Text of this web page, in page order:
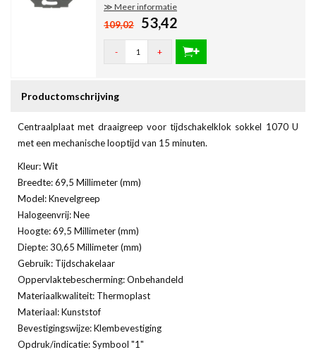
≫ Meer informatie
109,02 53,42
- +
Productomschrijving
Centraalplaat met draaigreep voor tijdschakelklok sokkel 1070 U
met een mechanische looptijd van 15 minuten.
Kleur: Wit
Breedte: 69,5 Millimeter (mm)
Model: Knevelgreep
Halogeenvrij: Nee
Hoogte: 69,5 Millimeter (mm)
Diepte: 30,65 Millimeter (mm)
Gebruik: Tijdschakelaar
Oppervlaktebescherming: Onbehandeld
Materiaalkwaliteit: Thermoplast
Materiaal: Kunststof
Bevestigingswijze: Klembevestiging
Opdruk/indicatie: Symbool "1"